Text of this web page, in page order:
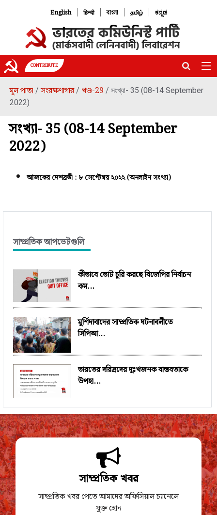
English | हिन्दी | বাংলা | தமிழ் | ಕನ್ನಡ
CONTRIBUTE
মূল পাতা / সংরক্ষণাগার/ খণ্ড-29 / সংখ্যা- 35 (08-14 September
2022)
সংখ্যা- 35 (08-14 September
2022)
আজকের দেশব্রতী : ৮ সেপ্টেম্বর ২০২২ (অনলাইন সংখ্যা)
সাম্প্রতিক আপডেটগুলি
কীভাবে ভোট চুরি করছে বিজেপির নির্বাচন
কম...
মুর্শিদাবাদের সাম্প্রতিক ঘটনাবলীতে
সিপিআ...
ভারতের দরিদ্রদের দুঃখজনক বাস্তবতাকে
উপহা...
সাম্প্রতিক খবর
সাম্প্রতিক খবর পেতে আমাদের অফিসিয়াল চ্যানেলে
যুক্ত হোন